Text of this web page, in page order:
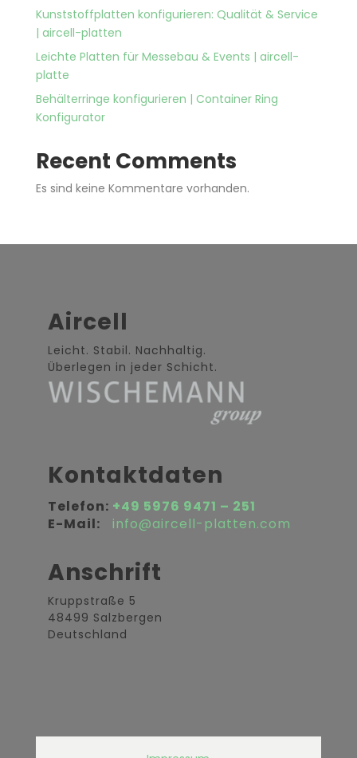
Kunststoffplatten konfigurieren: Qualität & Service
| aircell-platten
Leichte Platten für Messebau & Events | aircell-
platte
Behälterringe konfigurieren | Container Ring
Konfigurator
Recent Comments
Es sind keine Kommentare vorhanden.
Aircell
Leicht. Stabil. Nachhaltig.
Überlegen in jeder Schicht.
Kontaktdaten
Telefon: +49 5976 9471 – 251
E-Mail:
info@aircell-platten.com
Anschrift
Kruppstraße 5
48499 Salzbergen
Deutschland